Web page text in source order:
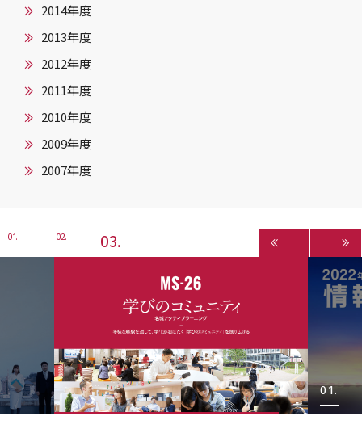
2014年度
2013年度
2012年度
2011年度
2010年度
2009年度
2007年度
1 2 3